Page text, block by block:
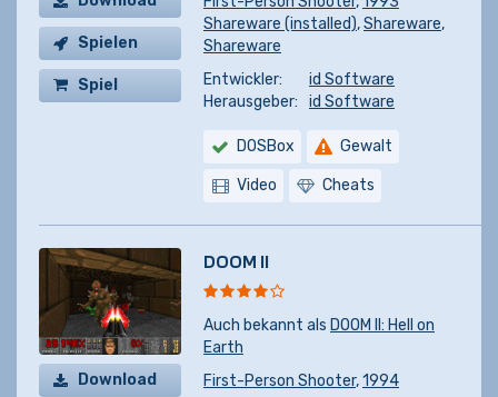
Spielen
Spiel
Shareware (installed),Shareware,
Shareware
Entwickler:
id Software
Herausgeber:
id Software
DOSBox Gewalt
Video Cheats
Download
DOOM II
Auch bekannt als DOOM II: Hell on
Earth
First-Person Shooter,1994